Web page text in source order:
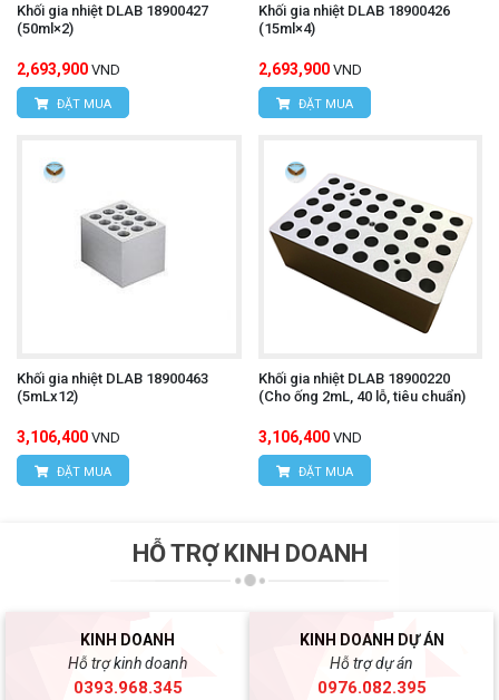
Khối gia nhiệt DLAB 18900427
(50ml×2)
2,693,900 VND
ĐẶT MUA
Khối gia nhiệt DLAB 18900426
(15ml×4)
2,693,900 VND
ĐẶT MUA
Khối gia nhiệt DLAB 18900463
(5mLx12)
3,106,400 VND
ĐẶT MUA
Khối gia nhiệt DLAB 18900220
(Cho ống 2mL, 40 lỗ, tiêu chuẩn)
3,106,400 VND
ĐẶT MUA
HỖ TRỢ KINH DOANH
KINH DOANH
Hỗ trợ kinh doanh
0393.968.345
KINH DOANH DỰ ÁN
Hỗ trợ dự án
0976.082.395